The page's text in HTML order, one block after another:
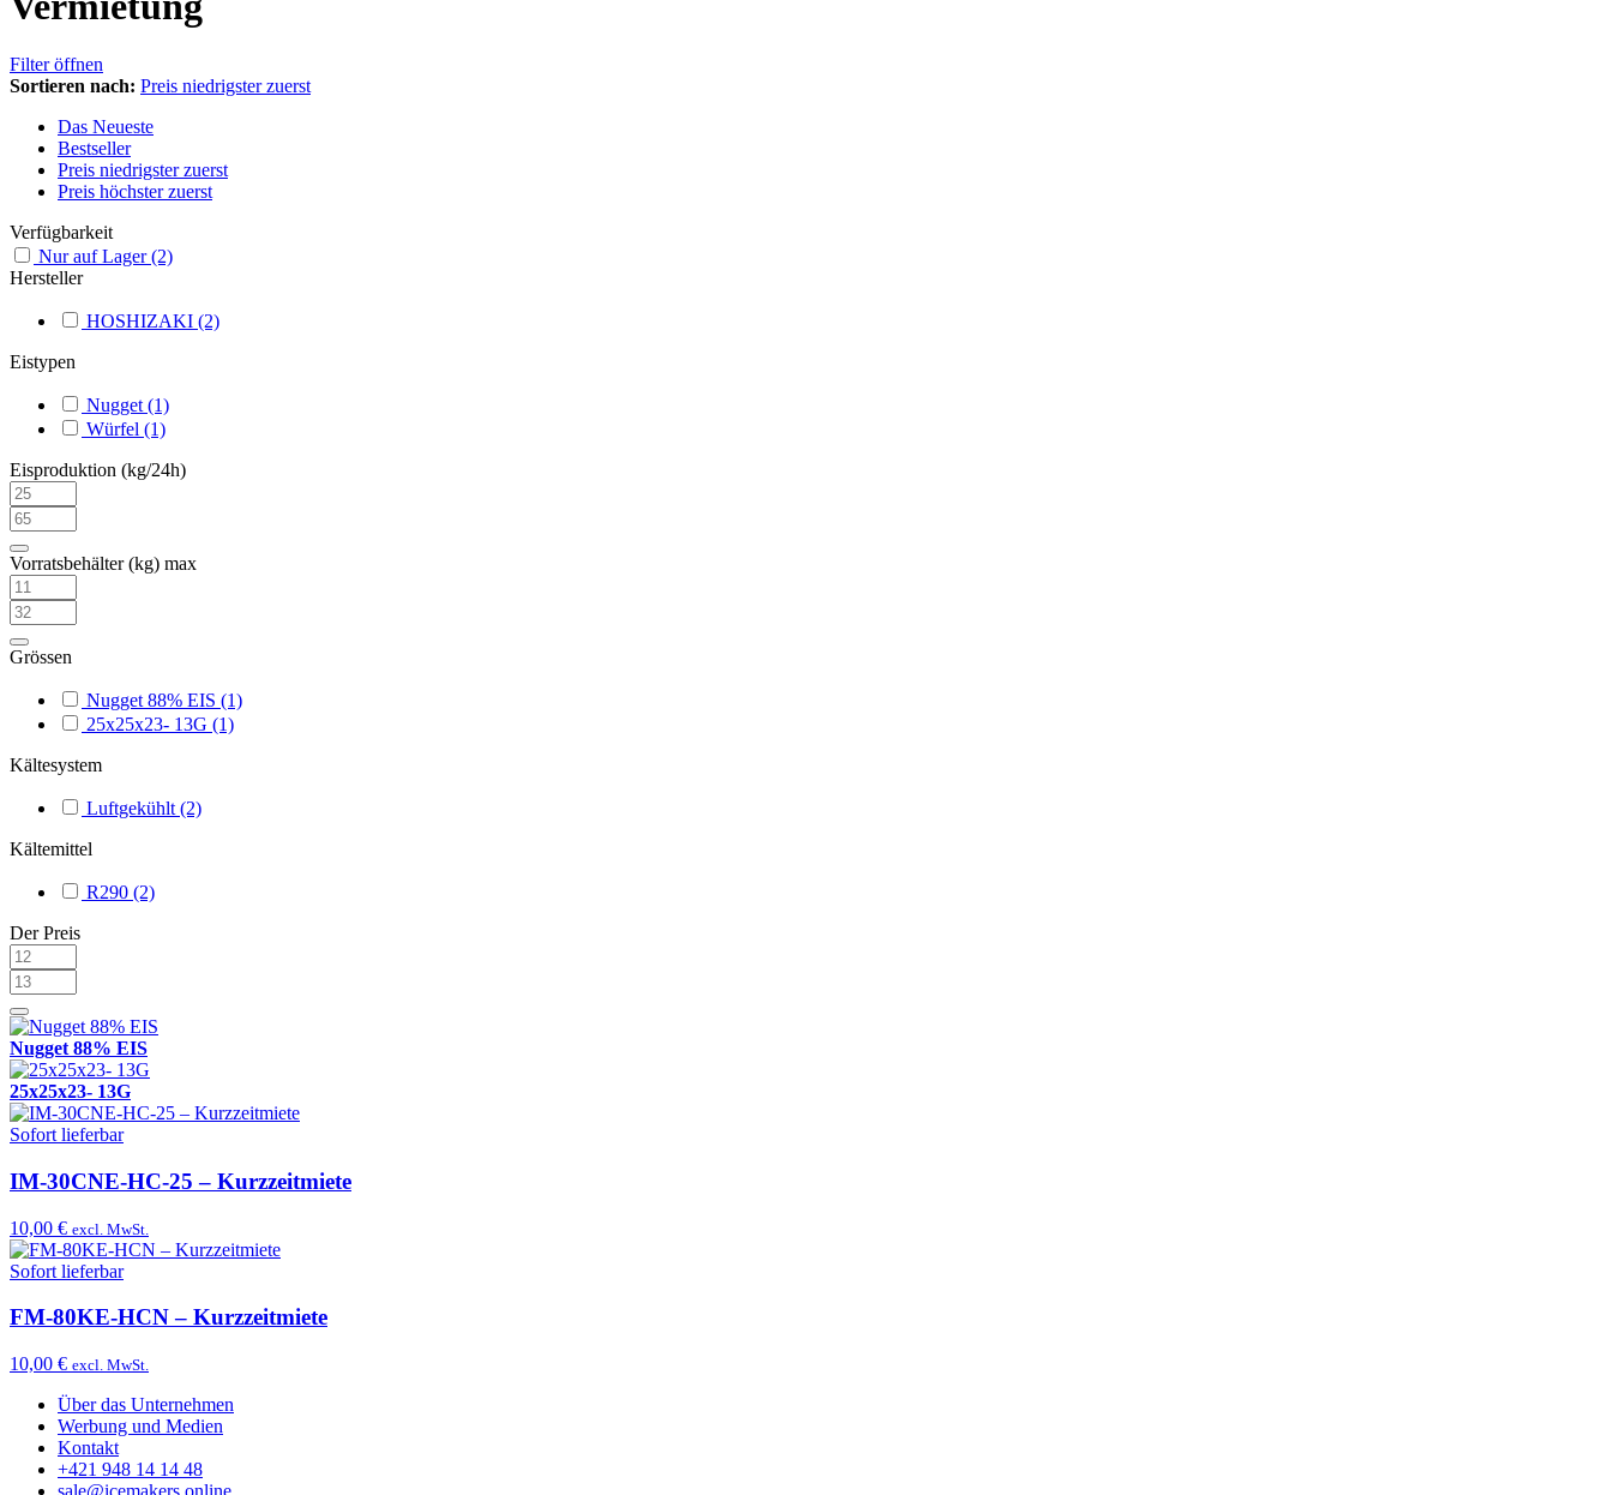
Filter öffnen
Sortieren nach: Preis niedrigster zuerst
Das Neueste
Bestseller
Preis niedrigster zuerst
Preis höchster zuerst
Verfügbarkeit
Nur auf Lager(2)
Hersteller
HOSHIZAKI (2)
Eistypen
Nugget (1)
Würfel (1)
Eisproduktion (kg/24h)
Vorratsbehälter (kg) max
Grössen
Nugget 88% EIS (1)
25x25x23- 13G (1)
Kältesystem
Luftgekühlt (2)
Kältemittel
R290 (2)
Der Preis
Nugget 88% EIS
25x25x23- 13G
Sofort lieferbar
IM-30CNE-HC-25 – Kurzzeitmiete
10,00 € excl. MwSt.
Sofort lieferbar
FM-80KE-HCN – Kurzzeitmiete
10,00 € excl. MwSt.
Über das Unternehmen
Werbung und Medien
Kontakt
+421 948 14 14 48